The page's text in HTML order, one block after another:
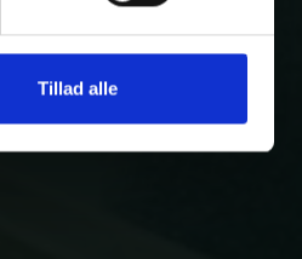
Tillad alle